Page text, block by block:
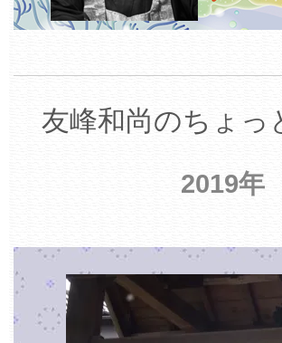
友峰和尚のちょっ
2019